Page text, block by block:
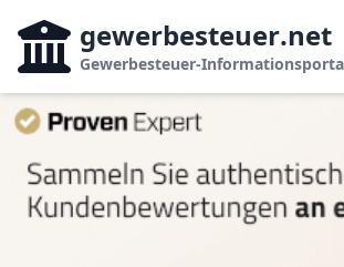
gewerbesteuer.net
Gewerbesteuer-